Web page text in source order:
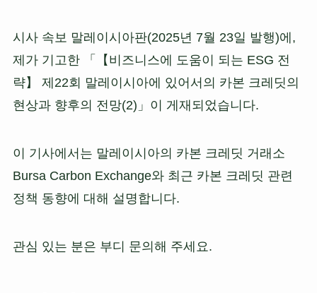
시사 속보 말레이시아판(2025년 7월 23일 발행)에,
제가 기고한 「【비즈니스에 도움이 되는 ESG 전
략】 제22회 말레이시아에 있어서의 카본 크레딧의
현상과 향후의 전망(2)」이 게재되었습니다.
이 기사에서는 말레이시아의 카본 크레딧 거래소
Bursa Carbon Exchange와 최근 카본 크레딧 관련
정책 동향에 대해 설명합니다.
관심 있는 분은 부디 문의해 주세요.